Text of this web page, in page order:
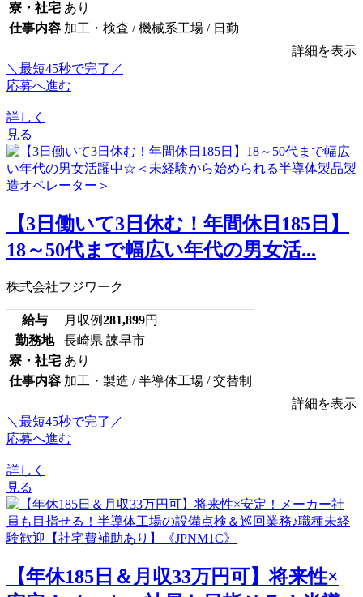
寮・社宅 あり
仕事内容 加工・検査 / 機械系工場 / 日勤
詳細を表示
＼最短45秒で完了／
応募へ進む
詳しく
見る
【3日働いて3日休む！年間休日185日】
18～50代まで幅広い年代の男女活...
株式会社フジワーク
給与 月収例281,899円
勤務地
長崎県 諫早市
寮・社宅 あり
仕事内容 加工・製造 / 半導体工場 / 交替制
詳細を表示
＼最短45秒で完了／
応募へ進む
詳しく
見る
【年休185日＆月収33万円可】将来性×